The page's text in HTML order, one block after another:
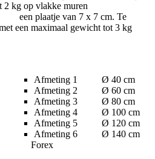
2 kg op vlakke muren
plaatje van 7 x 7 cm. Te
een maximaal gewicht tot 3 kg
Afmeting 1 Ø 40 cm
Afmeting 2 Ø 60 cm
Afmeting 3 Ø 80 cm
Afmeting 4 Ø 100 cm
Afmeting 5 Ø 120 cm
Afmeting 6 Ø 140 cm